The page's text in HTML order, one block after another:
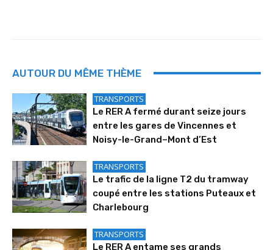
AUTOUR DU MÊME THÈME
TRANSPORTS
Le RER A fermé durant seize jours
entre les gares de Vincennes et
Noisy-le-Grand–Mont d’Est
TRANSPORTS
Le trafic de la ligne T2 du tramway
coupé entre les stations Puteaux et
Charlebourg
TRANSPORTS
Le RER A entame ses grands